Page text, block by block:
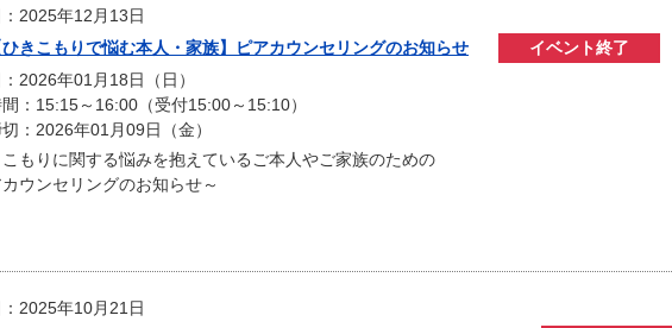
2025年12月13日
きこもりで悩む本人・家族】ピアカウンセリングのお知らせ
イベント終了
2026年01月18日（日）
：15:15～16:00（受付15:00～15:10）
：2026年01月09日（金）
こもりに関する悩みを抱えているご本人やご家族のための
ウンセリングのお知らせ～
2025年10月21日